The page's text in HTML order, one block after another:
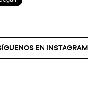
EN INSTAGRAM